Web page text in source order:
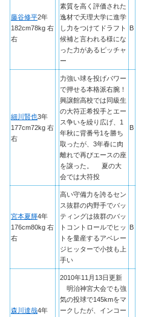
藤谷修平2年
182cm78kg 右
右
素質を高く評価された
逸材で天理大学に進学
し力をつけてドラフト
候補と言われる様にな
った力があるピッチャ
ー
B
細川賢也3年
177cm72kg 右
右
力強い球を投げパワー
で押せる本格派右腕！
興譲館高校では同級生
の大符正希投手とエー
ス争いを繰り広げ、1
年秋に背番号1を勝ち
取ったが、3年春に肉
離れで再びエースの座
を譲った。 夏の大
会では大符投
B
宮本夏輝4年
176cm80kg 右
右
高い守備力を誇るセン
ス抜群の内野手でバッ
ティングは抜群のバッ
トコントロールでヒッ
トを量産するアベレー
ジヒッターで小技も上
手い
B
森川達哉4年
2010年11月13日更新
明治神宮大会でも強
気の投球で145kmをマ
ークしたが、インコー